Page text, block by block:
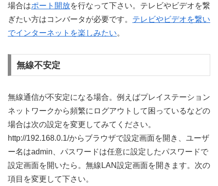
場合はポート開放を行なって下さい。テレビやビデオを繋
ぎたい方はコンバータが必要です。 テレビやビデオを繋い
でインターネットを楽しみたい。
無線不安定
無線通信が不安定になる場合。例えばプレイステーション
ネットワークから頻繁にログアウトして困っているなどの
場合は次の設定を変更してみてください。
http://192.168.0.1/からブラウザで設定画面を開き、ユーザ
ー名はadmin、パスワードは任意に設定したパスワードで
設定画面を開いたら。無線LAN設定画面を開きます。次の
項目を変更して下さい。